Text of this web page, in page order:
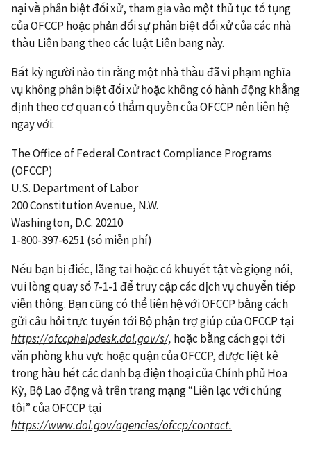
nại về phân biệt đối xử, tham gia vào một thủ tục tố tụng
của OFCCP hoặc phản đối sự phân biệt đối xử của các nhà
thầu Liên bang theo các luật Liên bang này.
Bất kỳ người nào tin rằng một nhà thầu đã vi phạm nghĩa
vụ không phân biệt đối xử hoặc không có hành động khẳng
định theo cơ quan có thẩm quyền của OFCCP nên liên hệ
ngay với:
The Office of Federal Contract Compliance Programs
(OFCCP)
U.S. Department of Labor
200 Constitution Avenue, N.W.
Washington, D.C. 20210
1-800-397-6251 (số miễn phí)
Nếu bạn bị điếc, lãng tai hoặc có khuyết tật về giọng nói,
vui lòng quay số 7-1-1 để truy cập các dịch vụ chuyển tiếp
viễn thông. Bạn cũng có thể liên hệ với OFCCP bằng cách
gửi câu hỏi trực tuyến tới Bộ phận trợ giúp của OFCCP tại
https://ofccphelpdesk.dol.gov/s/, hoặc bằng cách gọi tới
văn phòng khu vực hoặc quận của OFCCP, được liệt kê
trong hầu hết các danh bạ điện thoại của Chính phủ Hoa
Kỳ, Bộ Lao động và trên trang mạng “Liên lạc với chúng
tôi” của OFCCP tại
https://www.dol.gov/agencies/ofccp/contact.